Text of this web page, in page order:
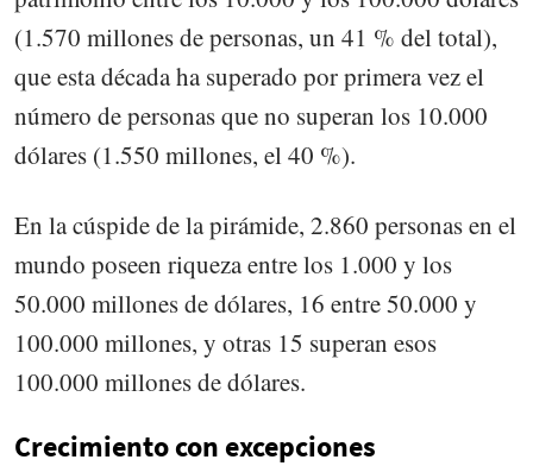
(1.570 millones de personas, un 41 % del total),
que esta década ha superado por primera vez el
número de personas que no superan los 10.000
dólares (1.550 millones, el 40 %).
En la cúspide de la pirámide, 2.860 personas en el
mundo poseen riqueza entre los 1.000 y los
50.000 millones de dólares, 16 entre 50.000 y
100.000 millones, y otras 15 superan esos
100.000 millones de dólares.
Crecimiento con excepciones